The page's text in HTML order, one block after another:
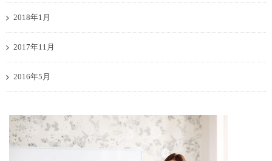
2018年1月
2017年11月
2016年5月